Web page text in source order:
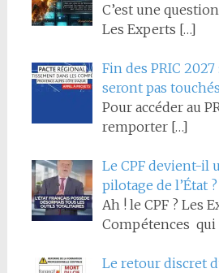
C’est une
Les Experts […]
Fin des PRIC
seront pas
Pour accéder au
remporter […]
Le CPF devient-il
pilotage de l’État ?
Ah ! le CPF ? Les
Compétences
Le retour discret